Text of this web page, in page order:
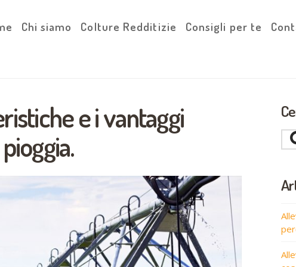
Chi siamo Colture Redditizie Consigli per te
e i vantaggi